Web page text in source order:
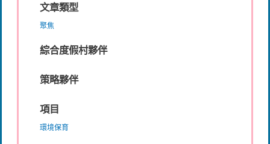
文章類型
聚焦
綜合度假村夥伴
策略夥伴
項目
環境保育